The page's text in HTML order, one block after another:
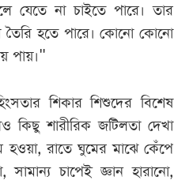
যেতে না চাইতে পারে। তার
তৈরি হতে পারে। কোনো কোনো
পায়।"
শিকার শিশুদের বিশেষ
শারীরিক জটিলতা দেখা
রাতে ঘুমের মাঝে কেঁপে
চাপেই জ্ঞান হারানো,